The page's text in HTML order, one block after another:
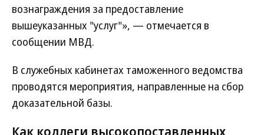
вознаграждения за предоставление
вышеуказанных "услуг"», — отмечается в
сообщении МВД.
В служебных кабинетах таможенного ведомства
проводятся мероприятия, направленные на сбор
доказательной базы.
Как коллеги высокопоставленных